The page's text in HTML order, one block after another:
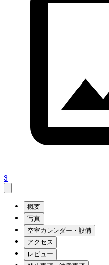
3
概要
写真
空室カレンダー・設備
アクセス
レビュー